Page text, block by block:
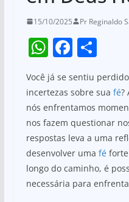
15/10/2025 Pr Reginaldo
W
h
at
s
A
p
p
F
c
e
b
o
o
k
S
ar
e
Você já se sentiu
incertezas sobre sua fé?
nós enfrentamos
nos fazem questionar
respostas leva a uma
desenvolver uma féforte
longo do caminho, é
necessária para